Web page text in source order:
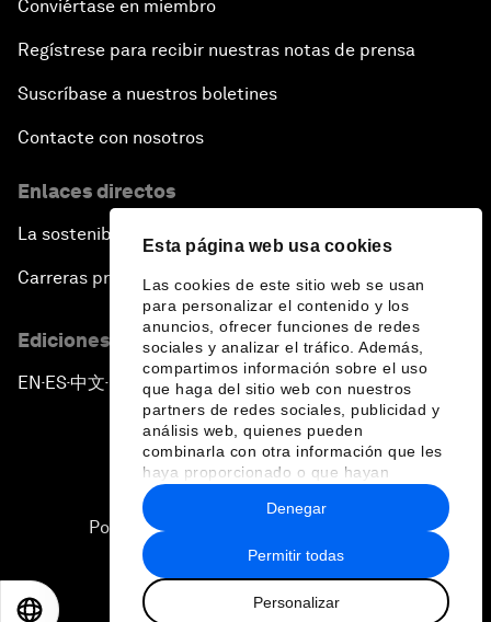
Esta página web usa cookies
Las cookies de este sitio web se usan
para personalizar el contenido y los
anuncios, ofrecer funciones de redes
sociales y analizar el tráfico. Además,
compartimos información sobre el uso
que haga del sitio web con nuestros
partners de redes sociales, publicidad y
análisis web, quienes pueden
combinarla con otra información que les
haya proporcionado o que hayan
recopilado a partir del uso que haya
hecho de sus servicios.
Permitir todas
Personalizar
Denegar
Conviértase en miembro
Regístrese para recibir nuestras notas de prensa
Suscríbase a nuestros boletines
Contacte con nosotros
Enlaces directos
La sostenibilidad en el Foro
Carreras profesionales
Ediciones en otros idiomas
EN ▪ES▪中文▪ 日本語
Política de privacidad y normas de uso
Sitemap
2026 Foro Económico Mundial